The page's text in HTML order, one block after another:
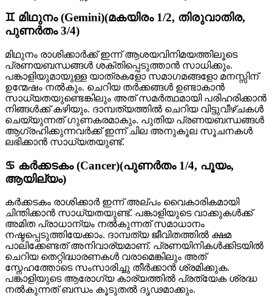
♊ മിഥുനം (Gemini)(മകയിരം 1/2, തിരുവാതിര,
പുണർതം 3/4)
മിഥുനം രാശിക്കാർക്ക് ഇന്ന് ആശയവിനിമയത്തിലൂടെ
പ്രണയബന്ധങ്ങൾ ശക്തിപ്പെടുത്താൻ സാധിക്കും.
പങ്കാളിയുമായുള്ള യാത്രകളോ സമാഗമങ്ങളോ മനസ്സിന്
ഉന്മേഷം നൽകും. ചെറിയ തർക്കങ്ങൾ ഉണ്ടാകാൻ
സാധ്യതയുണ്ടെങ്കിലും അത് സമർത്ഥമായി പരിഹരിക്കാൻ
നിങ്ങൾക്ക് കഴിയും. ദാമ്പത്യത്തിൽ ചെറിയ വിട്ടുവീഴ്ചകൾ
ചെയ്യുന്നത് ഗുണകരമാകും. പുതിയ പ്രണയബന്ധങ്ങൾ
ആഗ്രഹിക്കുന്നവർക്ക് ഇന്ന് ചില അനുകൂല സൂചനകൾ
ലഭിക്കാൻ സാധ്യതയുണ്ട്.
♋ കർക്കടകം (Cancer)(പുണർതം 1/4, പൂയം,
ആയില്യം)
കർക്കടകം രാശിക്കാർ ഇന്ന് അല്പം വൈകാരികമായി
ചിന്തിക്കാൻ സാധ്യതയുണ്ട്. പങ്കാളിയുടെ വാക്കുകൾക്ക്
അമിത പ്രാധാന്യം നൽകുന്നത് സമാധാനം
നഷ്ടപ്പെടുത്തിയേക്കാം. ദാമ്പത്യ ജീവിതത്തിൽ ക്ഷമ
പാലിക്കേണ്ടത് അനിവാര്യമാണ്. പ്രണയിനികൾക്കിടയിൽ
ചെറിയ തെറ്റിദ്ധാരണകൾ വരാമെങ്കിലും അത്
സ്നേഹത്തോടെ സംസാരിച്ചു തീർക്കാൻ ശ്രമിക്കുക.
പങ്കാളിയുടെ ആരോഗ്യ കാര്യത്തിൽ പ്രത്യേക ശ്രദ്ധ
നൽകുന്നത് ബന്ധം കൂടുതൽ ദൃഢമാക്കും.